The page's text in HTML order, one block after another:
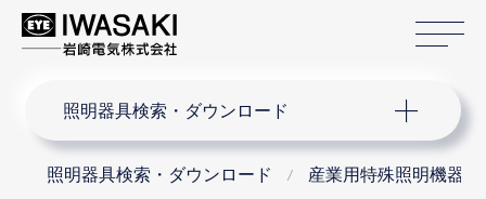
照明器具検索・ダウンロード
照明器具検索・ダウンロード 産業用特殊照明機器